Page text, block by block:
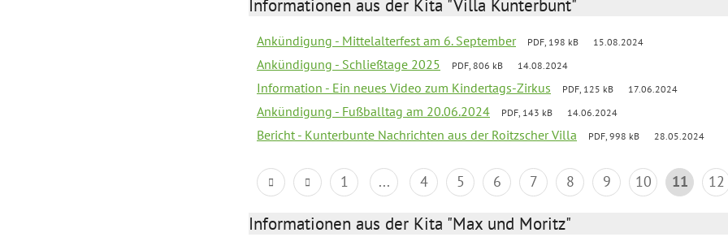
Informationen aus der Kita "Villa Kunterbunt"
Ankündigung - Mittelalterfest am 6. September PDF, 198 kB 15.08.2024
Ankündigung - Schließtage 2025 PDF, 806 kB 14.08.2024
Information - Ein neues Video zum Kindertags-Zirkus PDF, 125 kB 17.06.2024
Ankündigung - Fußballtag am 20.06.2024 PDF, 143 kB 14.06.2024
Bericht - Kunterbunte Nachrichten aus der Roitzscher Villa PDF, 998 kB 28.05.2024
1 ... 4 5 6 7 8 9 10 11 12
Informationen aus der Kita "Max und Moritz"